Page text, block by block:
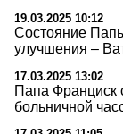
19.03.2025 10:12
Состояние
улучшения –
17.03.2025 13:02
Папа Франциск
больничной